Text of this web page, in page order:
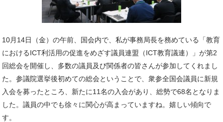
10月14日（金）の午前、国会内で、私が事務局長を務めている「教育
におけるICT利活用の促進をめざす議員連盟（ICT教育議連）」が第2
回総会を開催し、多数の議員及び関係者の皆さんが参加してくれまし
た。参議院選挙後初めての総会ということで、衆参全国会議員に新規
入会を募ったところ、新たに11名の入会があり、総勢で68名となりま
した。議員の中でも徐々に関心が高まっていますね。嬉しい傾向で
す。